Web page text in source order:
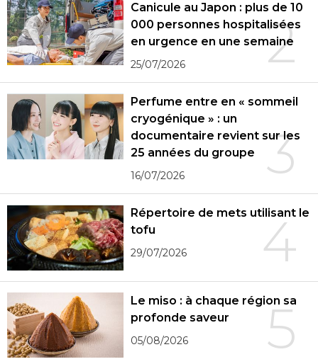
2
Canicule au Japon : plus de 10
000 personnes hospitalisées
en urgence en une semaine
25/07/2026
3
Perfume entre en « sommeil
cryogénique » : un
documentaire revient sur les
25 années du groupe
16/07/2026
4
Répertoire de mets utilisant le
tofu
29/07/2026
5
Le miso : à chaque région sa
profonde saveur
05/08/2026